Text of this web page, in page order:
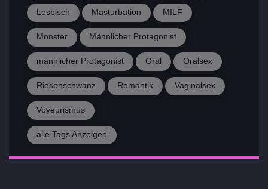
Lesbisch Masturbation MILF
Monster Männlicher Protagonist
männlicher Protagonist Oral Oralsex
Riesenschwanz Romantik Vaginalsex
Voyeurismus
alle Tags Anzeigen